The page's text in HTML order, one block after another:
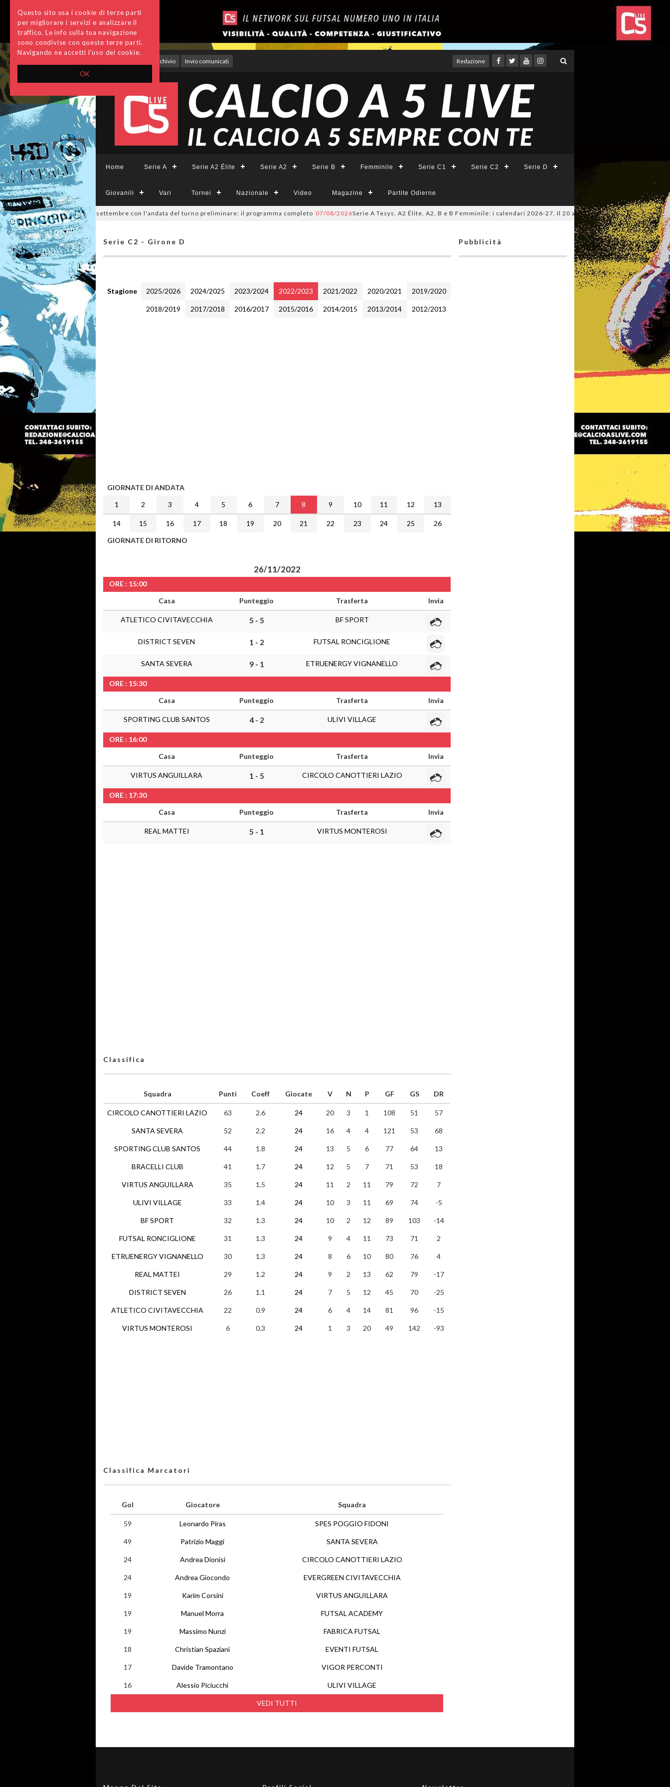
OK
Questo sito usa i cookie di terze parti
per migliorare i servizi e analizzare il
traffico. Le info sulla tua navigazione
sono condivise con queste terze parti.
Navigando ne accetti l'uso dei cookie.
Archivio Invio comunicati Redazione
Home Serie A Serie A2 Élite Serie A2 Serie B Femminile Serie C1 Serie C2 Serie D
Giovanili Vari Tornei Nazionale Video Magazine Partite Odierne
Divisione, si parte il 19 settembre con l'andata del turno preliminare: il programma completo 07/08/2026Serie A Tesys, A2 Élite, A2, B e B Femminile: i calendari 2026-27. Il 20 agosto la presentazione della Serie A
Serie C2 - Girone D
Stagione 2025/2026 2024/2025 2023/2024 2022/2023 2021/2022 2020/2021 2019/2020
2018/2019 2017/2018 2016/2017 2015/2016 2014/2015 2013/2014 2012/2013
GIORNATE DI ANDATA
1
2 3 4 5 6 7 8 9 10 11 12 13
14 15 16 17 18 19 20 21 22 23 24 25
26
GIORNATE DI RITORNO
26/11/2022
ORE : 15:00
Casa
Punteggio Trasferta Invia
ATLETICO CIVITAVECCHIA 5 - 5 BF SPORT
DISTRICT SEVEN 1 - 2 FUTSAL RONCIGLIONE
SANTA SEVERA 9 - 1 ETRUENERGY VIGNANELLO
ORE : 15:30
Casa
Punteggio Trasferta Invia
SPORTING CLUB SANTOS 4 - 2 ULIVI VILLAGE
ORE : 16:00
Casa
Punteggio Trasferta Invia
VIRTUS ANGUILLARA 1 - 5 CIRCOLO CANOTTIERI LAZIO
ORE : 17:30
Casa
Punteggio Trasferta Invia
REAL MATTEI 5 - 1 VIRTUS MONTEROSI
Classifica
Squadra
CIRCOLO CANOTTIERI LAZIO
SANTA SEVERA
SPORTING CLUB SANTOS
BRACELLI CLUB
VIRTUS ANGUILLARA
ULIVI VILLAGE
BF SPORT
FUTSAL RONCIGLIONE
ETRUENERGY VIGNANELLO
REAL MATTEI
DISTRICT SEVEN
ATLETICO CIVITAVECCHIA
VIRTUS MONTEROSI
Punti Coeff Giocate V N P GF GS DR
63 2.6 24 20 3 1 108 51 57
52 2.2 24 16 4 4 121 53 68
44 1.8 24 13 5 6 77 64 13
41 1.7 24 12 5 7 71 53 18
35 1.5 24 11 2 11 79 72 7
33 1.4 24 10 3 11 69 74 -5
32 1.3 24 10 2 12 89 103 -14
31 1.3 24 9 4 11 73 71 2
30 1.3 24 8 6 10 80 76 4
29 1.2 24 9 2 13 62 79 -17
26 1.1 24 7 5 12 45 70 -25
22 0.9 24 6 4 14 81 96 -15
6 0.3 24 1 3 20 49 142 -93
Classifica Marcatori
Gol Giocatore Squadra
VEDI TUTTI
59 Leonardo Piras SPES POGGIO FIDONI
49 Patrizio Maggi SANTA SEVERA
24 Andrea Dionisi CIRCOLO CANOTTIERI LAZIO
24 Andrea Giocondo EVERGREEN CIVITAVECCHIA
19 Karim Corsini VIRTUS ANGUILLARA
19 Manuel Morra FUTSAL ACADEMY
19 Massimo Nunzi FABRICA FUTSAL
18 Christian Spaziani EVENTI FUTSAL
17 Davide Tramontano VIGOR PERCONTI
16 Alessio Piciucchi ULIVI VILLAGE
Pubblicità